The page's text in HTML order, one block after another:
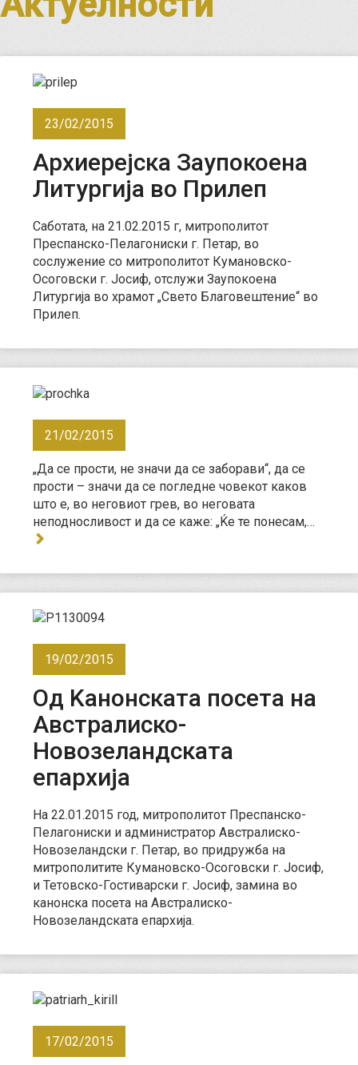
23/02/2015
Архиерејска Заупокоена
Литургија во Прилеп
Саботата, на 21.02.2015 г, митрополитот
Преспанско-Пелагониски г. Петар, во
сослужение со митрополитот Кумановско-
Осоговски г. Јосиф, отслужи Заупокоена
Литургија во храмот „Свето Благовештение“ во
Прилеп.
21/02/2015
„Да се прости, не значи да се заборави“, да се
прости – значи да се погледне човекот каков
што е, во неговиот грев, во неговата
неподносливост и да се каже: „Ќе те понесам,…
19/02/2015
Од Kанонската посета на
Австралиско-
Новозеландската
епархија
На 22.01.2015 год, митрополитот Преспанско-
Пелагониски и администратор Австралиско-
Новозеландски г. Петар, во придружба на
митрополитите Кумановско-Осоговски г. Јосиф,
и Тетовско-Гостиварски г. Јосиф, замина во
канонска посета на Австралиско-
Новозеландската епархија.
17/02/2015